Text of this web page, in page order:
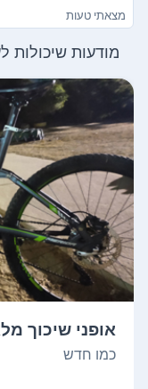
מצאתי טעות
מודעות שיכולות
r...
כמו חדש